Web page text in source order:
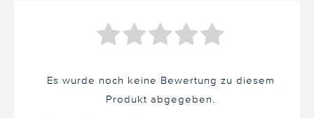
Es wurde noch keine Bewertung zu diesem
Produkt abgegeben.